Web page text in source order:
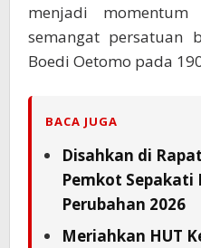
menjadi
semangat persatuan
Boedi Oetomo pada
BACA JUGA
Disahkan di
Pemkot Sepakati
Perubahan 2026
Meriahkan HUT